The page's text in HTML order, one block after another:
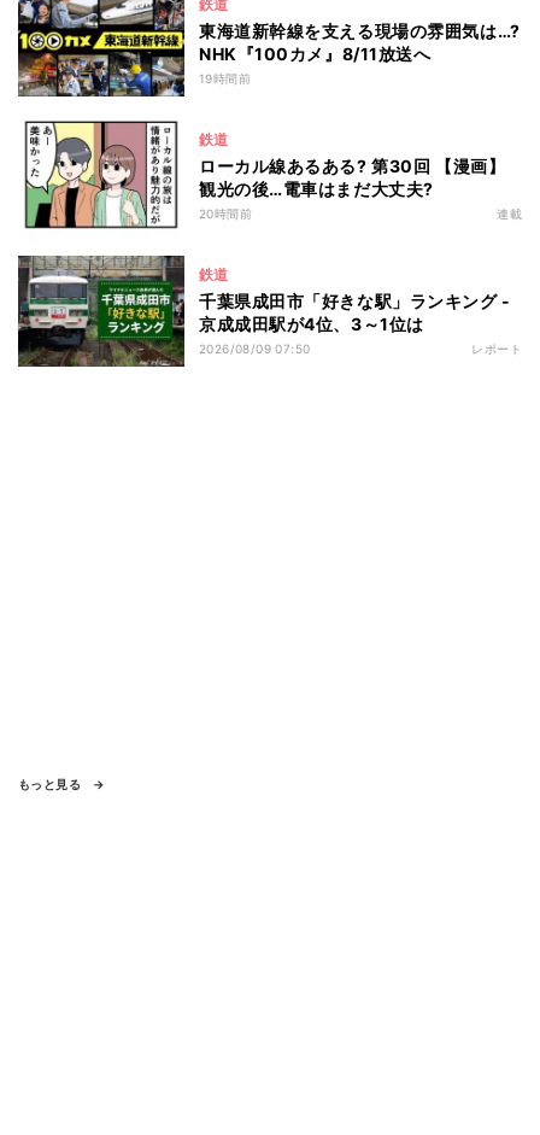
鉄道
東海道新幹線を支える現場の雰囲気は…?
NHK『100カメ』8/11放送へ
19時間前
鉄道
ローカル線あるある? 第30回 【漫画】
観光の後…電車はまだ大丈夫?
20時間前 連載
鉄道
千葉県成田市「好きな駅」ランキング -
京成成田駅が4位、3～1位は
2026/08/09 07:50 レポート
もっと見る